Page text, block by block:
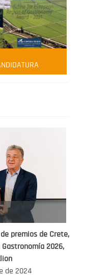
MENU
of television
local and
CHALLENGE
premios de Crete,
2026,
de 2024